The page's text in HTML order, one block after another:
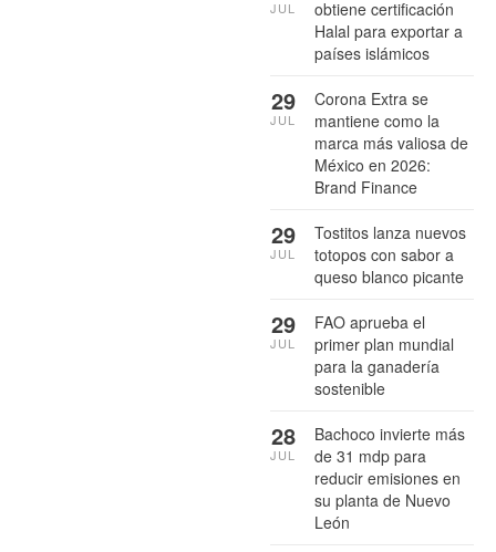
obtiene certificación
Halal para exportar a
países islámicos
JUL
Corona Extra se
mantiene como la
marca más valiosa de
México en 2026:
Brand Finance
29
JUL
Tostitos lanza nuevos
totopos con sabor a
queso blanco picante
29
JUL
FAO aprueba el
primer plan mundial
para la ganadería
sostenible
29
JUL
Bachoco invierte más
de 31 mdp para
reducir emisiones en
su planta de Nuevo
León
28
JUL